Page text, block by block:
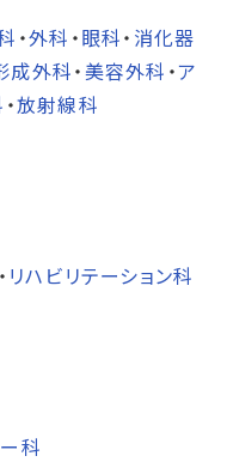
・外科 ・眼科・ 消化器
成外科・美容外科 ・ア
・放射線科
・ リハビリテーション科
科